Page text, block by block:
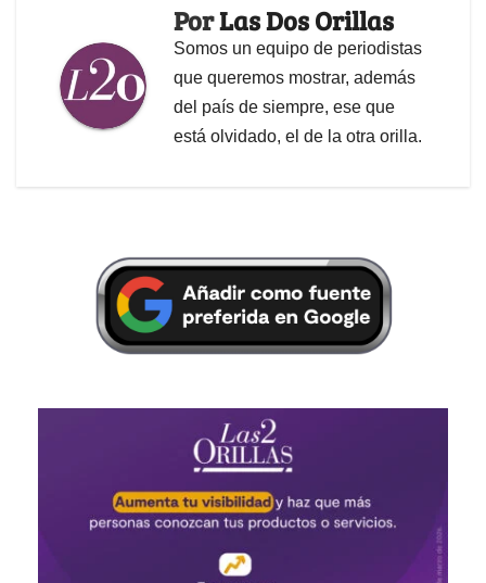
PorLas Dos Orillas
Somos un equipo de periodistas
que queremos mostrar, además
del país de siempre, ese que
está olvidado, el de la otra orilla.